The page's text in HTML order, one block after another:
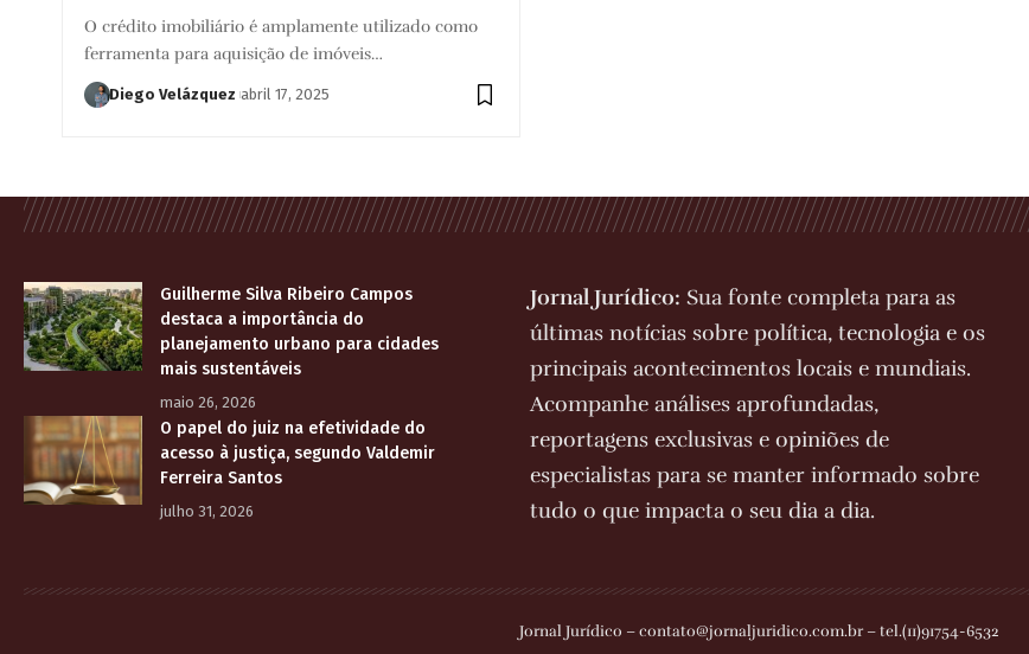
O crédito imobiliário é amplamente utilizado como
ferramenta para aquisição de imóveis…
Diego Velázquez abril 17, 2025
Guilherme Silva Ribeiro Campos
destaca a importância do
planejamento urbano para cidades
mais sustentáveis
maio 26, 2026
O papel do juiz na efetividade do
acesso à justiça, segundo Valdemir
Ferreira Santos
julho 31, 2026
Jornal Jurídico: Sua fonte completa para as
últimas notícias sobre política, tecnologia e os
principais acontecimentos locais e mundiais.
Acompanhe análises aprofundadas,
reportagens exclusivas e opiniões de
especialistas para se manter informado sobre
tudo o que impacta o seu dia a dia.
Jornal Jurídico –contato@jornaljuridico.com.br– tel.(11)91754-6532